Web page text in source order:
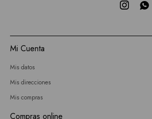
 
Mi Cuenta
Mis datos
Mis direcciones
Mis compras
Compras online